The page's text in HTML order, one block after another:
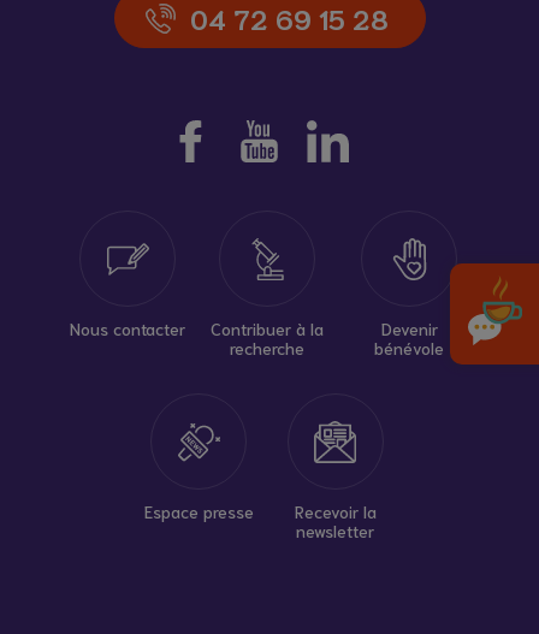
04 72 69 15 28
Nous contacter
Contribuer à la
recherche
Devenir
bénévole
Espace presse
Recevoir la
newsletter